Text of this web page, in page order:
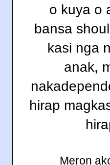
o kuya o
bansa
kasi nga
anak,
hirap
Meron